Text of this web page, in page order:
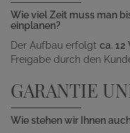
Wie viel Zeit muss man
einplanen?
Der Aufbau erfolgt ca. 12
Freigabe durch den
GARANTIE
Wie stehen wir Ihnen